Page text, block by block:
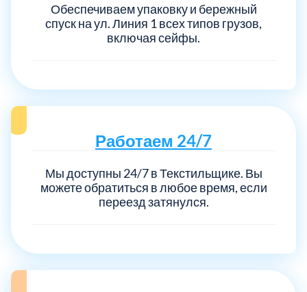
Обеспечиваем упаковку и бережный
спуск на ул. Линия 1 всех типов грузов,
включая сейфы.
Работаем 24/7
Мы доступны 24/7 в Текстильщике. Вы
можете обратиться в любое время, если
переезд затянулся.